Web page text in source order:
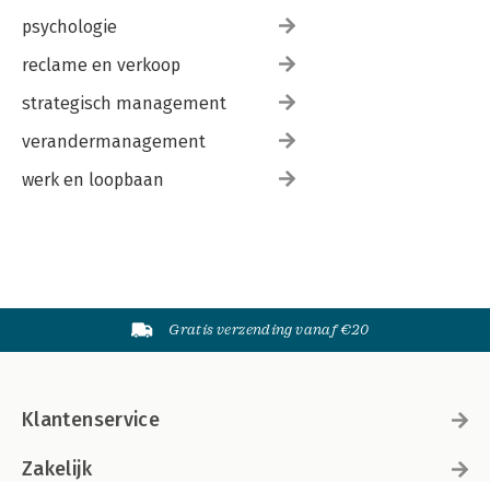
psychologie
reclame en verkoop
strategisch management
verandermanagement
werk en loopbaan
Gratis verzending vanaf €20
Klantenservice
Zakelijk